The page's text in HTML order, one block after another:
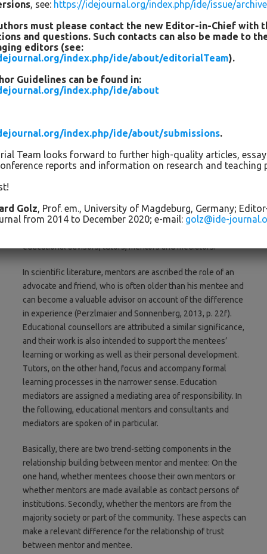
Since the 1990s, various programmes have been developed
and implemented in Germany to counteract the comparatively
high educational disadvantage of children with a Sinti or
The basic aim of these approaches is to accompany and
support the educational biographies of these children.
Hamburg, Hamm, Kiel, Kiel, Cologne, Leverkusen, Mannheim
and Straubingen, are characterised by differences in
institutional anchoring, in the scope of the practical fields of
Arnsberg, 2011; RAA, 2014; Landesinstitut für Lehrerbildung
und Schulentwicklung, 2015). The weighting of the different
educational advisors, tutors, mentors and mediators.
In scientific literature, mentors are ascribed the role of an
advocate and friend, who is often older than his mentee and
can become a valuable advisor on account of the difference
in experience (Perzlmaier and Sonnenberg, 2013, p. 22f).
Educational counsellors are attributed a similar significance,
and their work is also intended to support the mentees’
learning or working as well as their personal development.
Tutors, on the other hand, focus and accompany formal
learning processes in the narrower sense. Education
mediators are assigned a mediating area of responsibility. In
the following, educational mentors and consultants and
mediators are spoken of in particular.
Basically, there are two trend-setting components in the
relationship building between mentor and mentee: On the
one hand, whether mentees choose their own mentors or
whether mentors are made available as contact persons of
institutions. Secondly, whether the mentors are from the
majority society or part of the community. These aspects can
make a relevant difference for the relationship of trust
between mentor and mentee.
, see: https://idejournal.org/index.php/ide/issue/archive
must please contact the new Editor-in-Chief with
and questions. Such contacts can also be made to
editors (see:
index.php/ide/about/editorialTeam).
Guidelines can be found in:
index.php/ide/about
index.php/ide/about/submissions.
Team looks forward to further high-quality articles,
reports and information on research and teaching
Golz, Prof. em., University of Magdeburg, Germany;
from 2014 to December 2020; e-mail: golz@ide-